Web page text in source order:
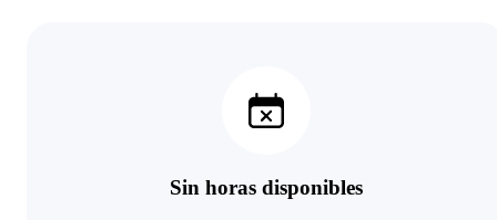
Sin horas disponibles